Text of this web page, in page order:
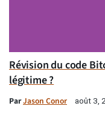
Révision du code
légitime ?
ParJason Conor août 3,